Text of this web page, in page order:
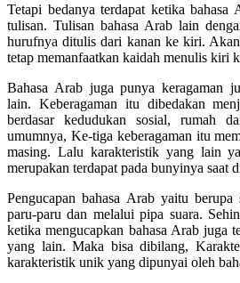
Tetapi bedanya terdapat ketika bahasa
tulisan. Tulisan bahasa Arab lain
hurufnya ditulis dari kanan ke kiri.
tetap memanfaatkan kaidah menulis kiri
Bahasa Arab juga punya keragaman
lain. Keberagaman itu dibedakan
berdasar kedudukan sosial, rumah
umumnya, Ke-tiga keberagaman itu
masing. Lalu karakteristik yang lain
merupakan terdapat pada bunyinya saat
Pengucapan bahasa Arab yaitu
paru-paru dan melalui pipa suara.
ketika mengucapkan bahasa Arab juga
yang lain. Maka bisa dibilang,
karakteristik unik yang dipunyai oleh